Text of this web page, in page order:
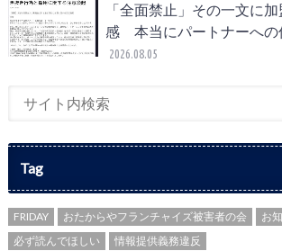
「全面禁止」その一文に
感 本当にパートナーへの
2026.08.05
Tag
FRIDAY おたからやフランチャイズ被害者の会
お
必ず読んでほしい
情報提供義務違反